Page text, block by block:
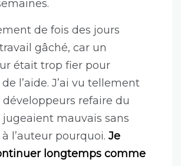
sans exception
poliment une solution
maintenable. Ce lead tech
le seul choix était son
L’ego de ce type là
en question
en l’espace de